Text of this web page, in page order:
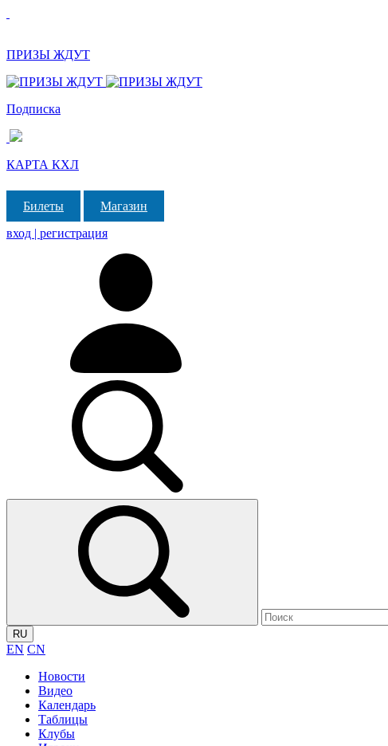
ПРИЗЫ ЖДУТ
Подписка
КАРТА КХЛ
Билеты
Магазин
вход | регистрация
RU
EN CN
Новости
Видео
Календарь
Таблицы
Клубы